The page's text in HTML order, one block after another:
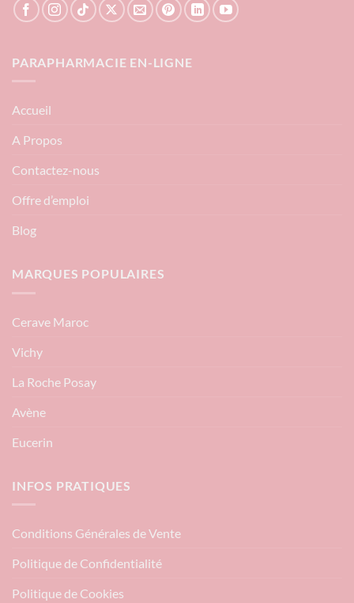
PARAPHARMACIE EN-LIGNE
Accueil
A Propos
Contactez-nous
Offre d’emploi
Blog
MARQUES POPULAIRES
Cerave Maroc
Vichy
La Roche Posay
Avène
Eucerin
INFOS PRATIQUES
Conditions Générales de Vente
Politique de Confidentialité
Politique de Cookies